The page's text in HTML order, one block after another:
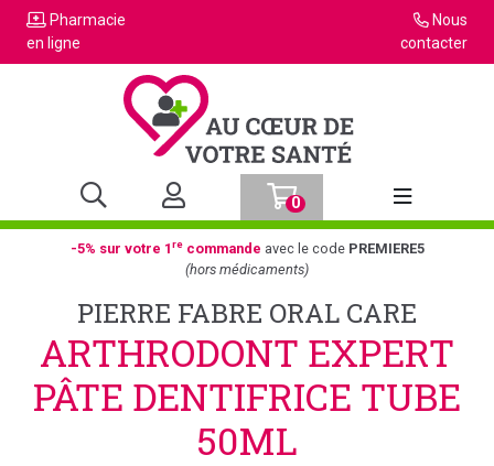
Pharmacie
en ligne
Nous
contacter
0
Afficher la
-5% sur votre 1recommande avec le code PREMIERE5
(hors médicaments)
PIERRE FABRE ORAL CARE
ARTHRODONT EXPERT
PÂTE DENTIFRICE TUBE
50ML